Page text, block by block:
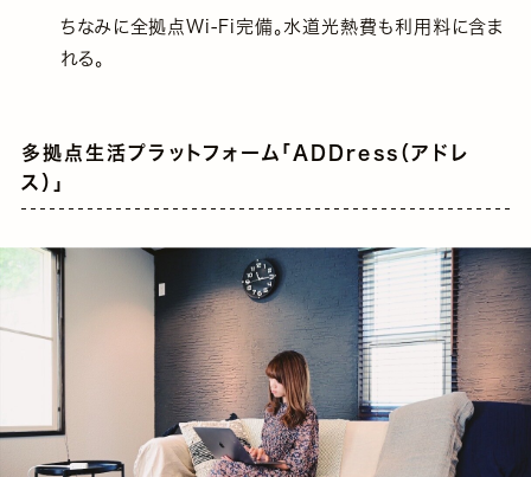
ちなみに全拠点Wi-Fi完備。水道光熱費も利用料に含ま
れる。
多拠点生活プラットフォーム「ADDress（アドレ
ス）」